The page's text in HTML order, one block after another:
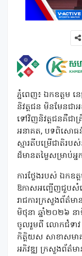
ភ្នំពេញ៖ ឯកឧត្តម នេ
និវត្តជន មិនមែនជ
ទៅវិញនិវត្តជនគឺជាគ្
អនាគត, បទពិសោធ
ស្មារតីបម្រើជាតិរប
ដ៏មានតម្លៃសម្រាប់
ការថ្លែងរបស់ ឯកឧត្ត
ឱកាសអញ្ជើញជួបសំ
រាជការក្រសួងព័ត៌ម
មិថុនា ឆ្នាំ២០២៦ ន
ចូលរួមពី លោកជំទាវ
កិត្តិយស សាខាសមាគ
អភិវឌ្ឍ ក្រសួងព័ត៌ម